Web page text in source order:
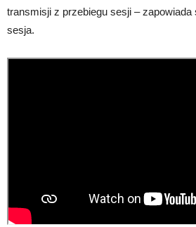
transmisji z przebiegu sesji –
sesja.